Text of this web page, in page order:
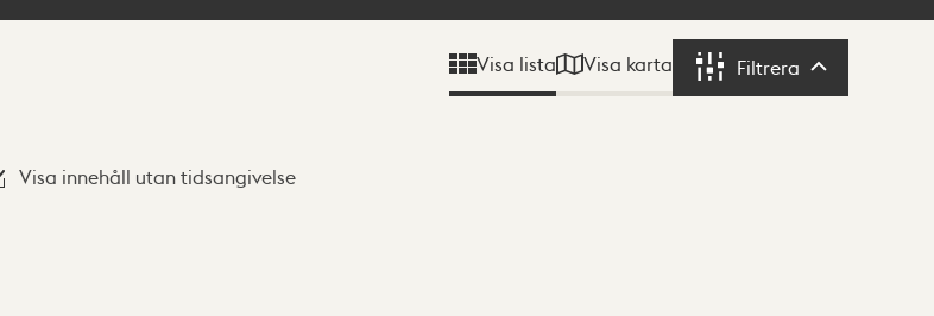
Visa lista Visa karta Filtrera Filtrera
Visa innehåll utan tidsangivelse